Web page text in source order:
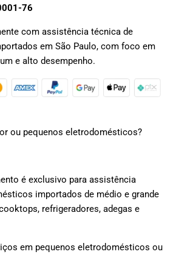
76
com assistência técnica de
em São Paulo, com foco em
e alto desempenho.
ou pequenos eletrodomésticos?
é exclusivo para assistência
importados de médio e grande
refrigeradores, adegas e
em pequenos eletrodomésticos ou